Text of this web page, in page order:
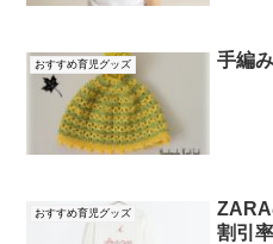
おすすめ育児グッズ 手編
おすすめ育児グッズ
ZARA
割引